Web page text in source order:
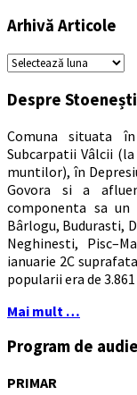
Arhivă Articole
Arhivă
Despre Stoenești
Comuna situata
Subcarpatii Vâlcii
muntilor), în
Govora si a
componenta sa
Bârlogu, Budurasti,
Neghinesti,
ianuarie 2C
popularii era de
Mai mult …
Program de
PRIMAR